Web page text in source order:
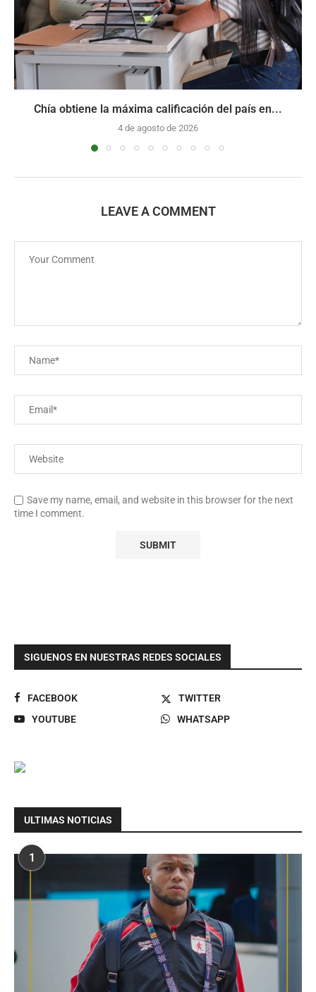
Chía obtiene la máxima calificación del país en...
4 de agosto de 2026
LEAVE A COMMENT
Save my name, email, and website in this browser for the next
time I comment.
SIGUENOS EN NUESTRAS REDES SOCIALES
FACEBOOK
TWITTER
YOUTUBE
WHATSAPP
ULTIMAS NOTICIAS
1